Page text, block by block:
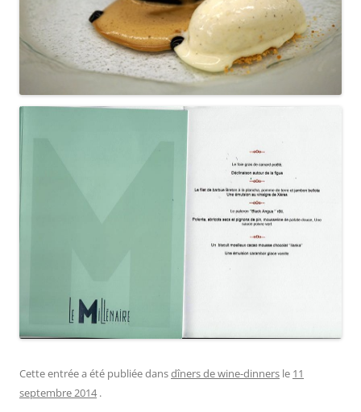
Cette entrée a été publiée dansdîners de wine-dinners le 11
septembre 2014 .